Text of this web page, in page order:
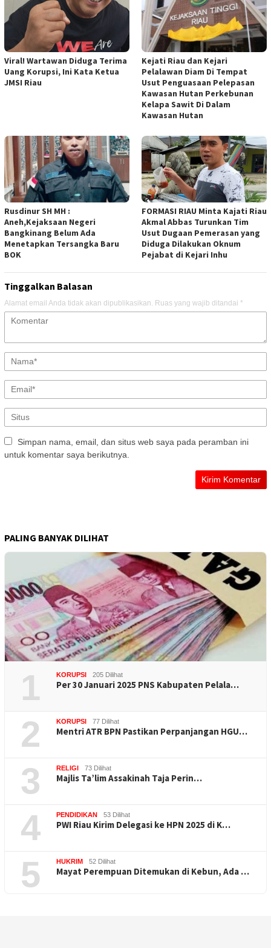
Viral! Wartawan Diduga Terima
Uang Korupsi, Ini Kata Ketua
JMSI Riau
Kejati Riau dan Kejari
Pelalawan Diam Di Tempat
Usut Penguasaan Pelepasan
Kawasan Hutan Perkebunan
Kelapa Sawit Di Dalam
Kawasan Hutan
Rusdinur SH MH :
Aneh,Kejaksaan Negeri
Bangkinang Belum Ada
Menetapkan Tersangka Baru
BOK
FORMASI RIAU Minta Kajati Riau
Akmal Abbas Turunkan Tim
Usut Dugaan Pemerasan yang
Diduga Dilakukan Oknum
Pejabat di Kejari Inhu
Tinggalkan Balasan
Alamat email Anda tidak akan dipublikasikan. Ruas yang wajib ditandai *
Simpan nama, email, dan situs web saya pada peramban ini
untuk komentar saya berikutnya.
PALING BANYAK DILIHAT
1 KORUPSI 205 Dilihat
Per 30 Januari 2025 PNS Kabupaten Pelala…
2 KORUPSI 77 Dilihat
Mentri ATR BPN Pastikan Perpanjangan HGU…
3 RELIGI 73 Dilihat
Majlis Ta’lim Assakinah Taja Perin…
4 PENDIDIKAN 53 Dilihat
PWI Riau Kirim Delegasi ke HPN 2025 di K…
5 HUKRIM 52 Dilihat
Mayat Perempuan Ditemukan di Kebun, Ada …